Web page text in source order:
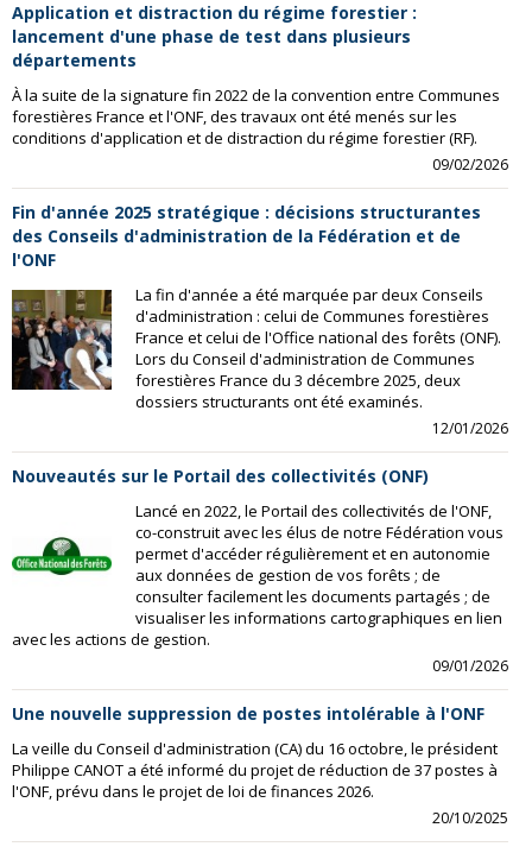
Application et distraction du régime forestier :
lancement d'une phase de test dans plusieurs
départements
À la suite de la signature fin 2022 de la convention entre Communes
forestières France et l'ONF, des travaux ont été menés sur les
conditions d'application et de distraction du régime forestier (RF).
09/02/2026
Fin d'année 2025 stratégique : décisions structurantes
des Conseils d'administration de la Fédération et de
l'ONF
La fin d'année a été marquée par deux Conseils
d'administration : celui de Communes forestières
France et celui de l'Office national des forêts (ONF).
Lors du Conseil d'administration de Communes
forestières France du 3 décembre 2025, deux
dossiers structurants ont été examinés.
12/01/2026
Nouveautés sur le Portail des collectivités (ONF)
Lancé en 2022, le Portail des collectivités de l'ONF,
co-construit avec les élus de notre Fédération vous
permet d'accéder régulièrement et en autonomie
aux données de gestion de vos forêts ; de
consulter facilement les documents partagés ; de
visualiser les informations cartographiques en lien
avec les actions de gestion.
09/01/2026
Une nouvelle suppression de postes intolérable à l'ONF
La veille du Conseil d'administration (CA) du 16 octobre, le président
Philippe CANOT a été informé du projet de réduction de 37 postes à
l'ONF, prévu dans le projet de loi de finances 2026.
20/10/2025